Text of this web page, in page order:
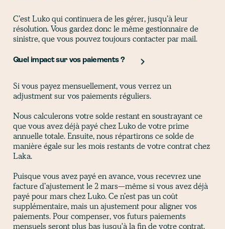
C’est Luko qui continuera de les gérer, jusqu’à leur
résolution. Vous gardez donc le même gestionnaire de
sinistre, que vous pouvez toujours contacter par mail.
Quel impact sur vos paiements ?
Si vous payez mensuellement, vous verrez un
adjustment sur vos paiements réguliers.
Nous calculerons votre solde restant en soustrayant ce
que vous avez déjà payé chez Luko de votre prime
annuelle totale. Ensuite, nous répartirons ce solde de
manière égale sur les mois restants de votre contrat chez
Laka.
Puisque vous avez payé en avance, vous recevrez une
facture d’ajustement le 2 mars—même si vous avez déjà
payé pour mars chez Luko. Ce n’est pas un coût
supplémentaire, mais un ajustement pour aligner vos
paiements. Pour compenser, vos futurs paiements
mensuels seront plus bas jusqu'à la fin de votre contrat.